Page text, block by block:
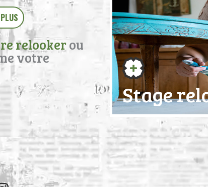
relookerou
votre
Stage